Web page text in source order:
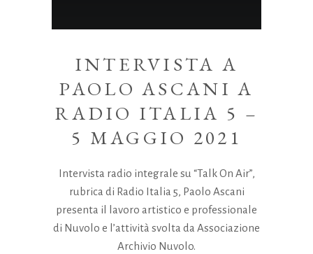
INTERVISTA A
PAOLO ASCANI A
RADIO ITALIA 5 –
5 MAGGIO 2021
Intervista radio integrale su “Talk On Air”,
rubrica di Radio Italia 5, Paolo Ascani
presenta il lavoro artistico e professionale
di Nuvolo e l’attività svolta da Associazione
Archivio Nuvolo.